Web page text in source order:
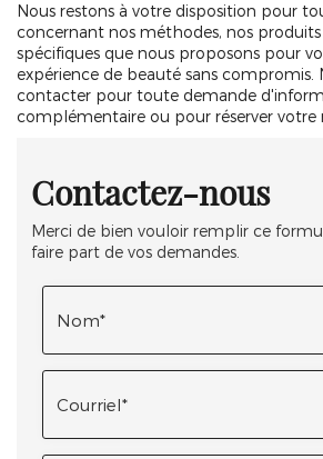
Nous restons à votre disposition pour
concernant nos méthodes, nos produits
spécifiques que nous proposons pour
expérience de beauté sans compromis.
contacter pour toute demande
complémentaire ou pour réserver votre
Contactez-nous
Merci de bien vouloir remplir ce
faire part de vos demandes.